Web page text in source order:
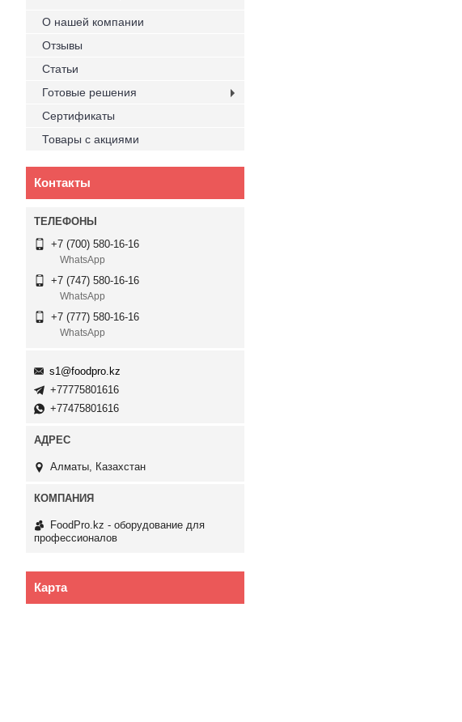
О нашей компании
Отзывы
Статьи
Готовые решения
Сертификаты
Товары с акциями
Контакты
+7 (700) 580-16-16
WhatsApp
+7 (747) 580-16-16
WhatsApp
+7 (777) 580-16-16
WhatsApp
s1@foodpro.kz
+77775801616
+77475801616
Алматы, Казахстан
FoodPro.kz - оборудование для
профессионалов
Карта